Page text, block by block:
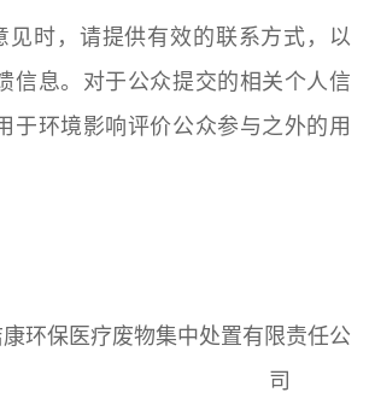
见时，请提供有效的联系方式，以
信息。对于公众提交的相关个人信
于环境影响评价公众参与之外的用
环保医疗废物集中处置有限责任公
司